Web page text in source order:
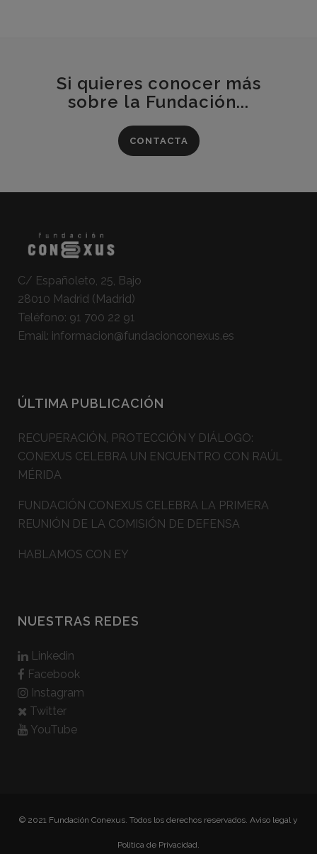
Si quieres conocer más
sobre la Fundación...
CONTACTA
C/ Españoleto, 25, Bajo
28010 Madrid (Madrid)
Teléfono: 91 700 22 91
Email: informacion@fundacionconexus.es
ÚLTIMA PUBLICACIÓN
RECUPERACIÓN, PROTECCIÓN Y DIÁLOGO:
CONEXUS CELEBRA UN ENCUENTRO CON RAÚL
MÉRIDA
FUNDACIÓN CONEXUS CELEBRA LA PRIMERA
REUNIÓN DE LA COMISIÓN DE DEFENSA
HABLAMOS CON EY
NUESTRAS REDES
Linkedin
Facebook
Instagram
Twitter
YouTube
© 2021 Fundación Conexus. Todos los derechos reservados. Aviso legal y
Politica de Privacidad.